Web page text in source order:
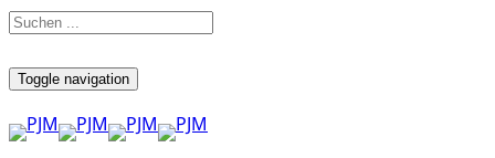
Toggle navigation